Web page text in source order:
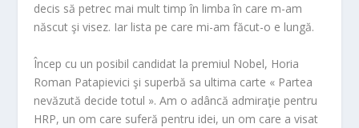
decis să petrec mai mult timp în limba în care m-am
născut şi visez. Iar lista pe care mi-am făcut-o e lungă.
Încep cu un posibil candidat la premiul Nobel, Horia
Roman Patapievici şi superbă sa ultima carte « Partea
nevăzută decide totul ». Am o adâncă admiraţie pentru
HRP, un om care suferă pentru idei, un om care a visat